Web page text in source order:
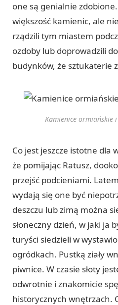
one są genialnie
większość kamienic, ale
rządzili tym miastem
ozdoby lub doprowadzili
budynków, że sztukaterie
Kamienice ormiańskie
Co jest jeszcze istotne dla
że pomijając Ratusz,
przejść podcieniami.
wydają się one być
deszczu lub zimą można
słoneczny dzień, w jaki ja
turyści siedzieli w
ogródkach. Pustką ziały
piwnice. W czasie słoty
odwrotnie i znakomicie
historycznych wnętrzach.